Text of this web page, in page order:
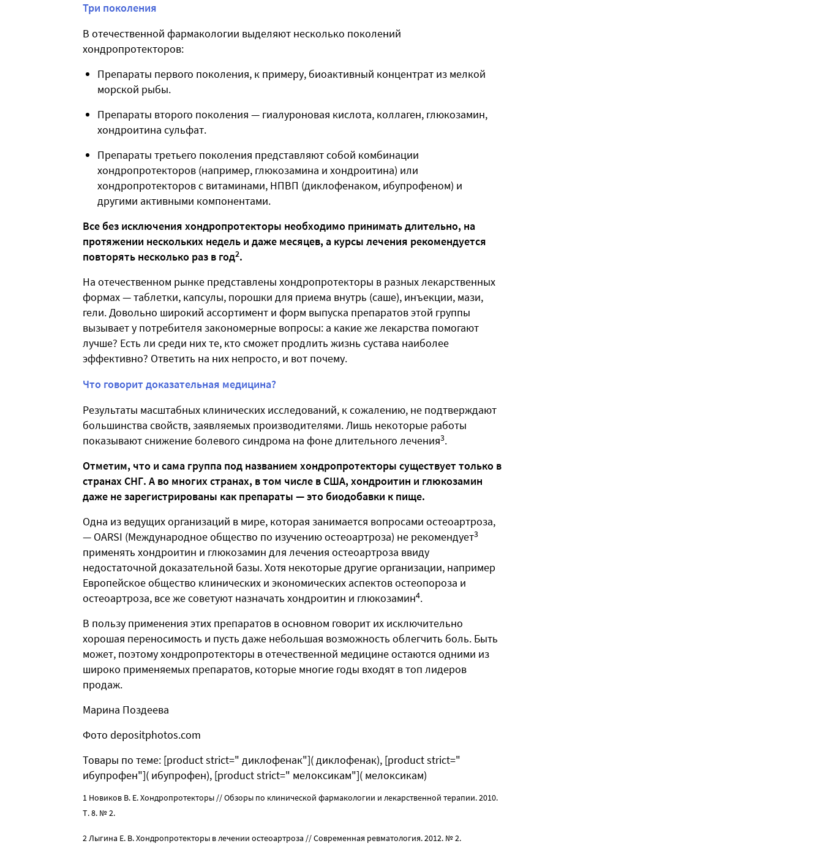
Три поколения
В отечественной фармакологии выделяют несколько поколений
хондропротекторов:
Препараты первого поколения, к примеру, биоактивный концентрат из мелкой
морской рыбы.
Препараты второго поколения — гиалуроновая кислота, коллаген, глюкозамин,
хондроитина сульфат.
Препараты третьего поколения представляют собой комбинации
хондропротекторов (например, глюкозамина и хондроитина) или
хондропротекторов с витаминами, НПВП (диклофенаком, ибупрофеном) и
другими активными компонентами.
Все без исключения хондропротекторы необходимо принимать длительно, на
протяжении нескольких недель и даже месяцев, а курсы лечения рекомендуется
повторять несколько раз в год2.
На отечественном рынке представлены хондропротекторы в разных лекарственных
формах — таблетки, капсулы, порошки для приема внутрь (саше), инъекции, мази,
гели. Довольно широкий ассортимент и форм выпуска препаратов этой группы
вызывает у потребителя закономерные вопросы: а какие же лекарства помогают
лучше? Есть ли среди них те, кто сможет продлить жизнь сустава наиболее
эффективно? Ответить на них непросто, и вот почему.
Что говорит доказательная медицина?
Результаты масштабных клинических исследований, к сожалению, не подтверждают
большинства свойств, заявляемых производителями. Лишь некоторые работы
показывают снижение болевого синдрома на фоне длительного лечения3.
Отметим, что и сама группа под названием хондропротекторы существует только в
странах СНГ. А во многих странах, в том числе в США, хондроитин и глюкозамин
даже не зарегистрированы как препараты — это биодобавки к пище.
Одна из ведущих организаций в мире, которая занимается вопросами остеоартроза,
— OARSI (Международное общество по изучению остеоартроза) не рекомендует3
применять хондроитин и глюкозамин для лечения остеоартроза ввиду
недостаточной доказательной базы. Хотя некоторые другие организации, например
Европейское общество клинических и экономических аспектов остеопороза и
остеоартроза, все же советуют назначать хондроитин и глюкозамин4.
В пользу применения этих препаратов в основном говорит их исключительно
хорошая переносимость и пусть даже небольшая возможность облегчить боль. Быть
может, поэтому хондропротекторы в отечественной медицине остаются одними из
широко применяемых препаратов, которые многие годы входят в топ лидеров
продаж.
Марина Поздеева
Фото depositphotos.com
Товары по теме: [product strict=" диклофенак"]( диклофенак), [product strict="
ибупрофен"]( ибупрофен), [product strict=" мелоксикам"]( мелоксикам)
1 Новиков В. Е. Хондропротекторы // Обзоры по клинической фармакологии и лекарственной терапии. 2010.
Т. 8. № 2.
2 Лыгина Е. В. Хондропротекторы в лечении остеоартроза // Современная ревматология. 2012. № 2.